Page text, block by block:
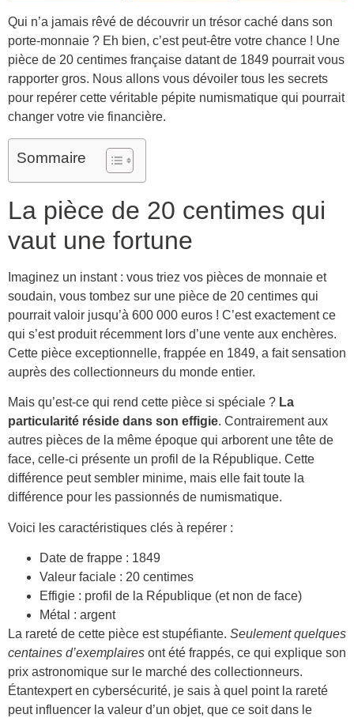
Qui n’a jamais rêvé de découvrir un trésor caché dans son
porte-monnaie ? Eh bien, c’est peut-être votre chance ! Une
pièce de 20 centimes française datant de 1849 pourrait vous
rapporter gros. Nous allons vous dévoiler tous les secrets
pour repérer cette véritable pépite numismatique qui pourrait
changer votre vie financière.
Sommaire
La pièce de 20 centimes qui
vaut une fortune
Imaginez un instant : vous triez vos pièces de monnaie et
soudain, vous tombez sur une pièce de 20 centimes qui
pourrait valoir jusqu’à 600 000 euros ! C’est exactement ce
qui s’est produit récemment lors d’une vente aux enchères.
Cette pièce exceptionnelle, frappée en 1849, a fait sensation
auprès des collectionneurs du monde entier.
Mais qu’est-ce qui rend cette pièce si spéciale ? La
particularité réside dans son effigie. Contrairement aux
autres pièces de la même époque qui arborent une tête de
face, celle-ci présente un profil de la République. Cette
différence peut sembler minime, mais elle fait toute la
différence pour les passionnés de numismatique.
Voici les caractéristiques clés à repérer :
Date de frappe : 1849
Valeur faciale : 20 centimes
Effigie : profil de la République (et non de face)
Métal : argent
La rareté de cette pièce est stupéfiante. Seulement quelques
centaines d’exemplaires ont été frappés, ce qui explique son
prix astronomique sur le marché des collectionneurs.
Étantexpert en cybersécurité, je sais à quel point la rareté
peut influencer la valeur d’un objet, que ce soit dans le